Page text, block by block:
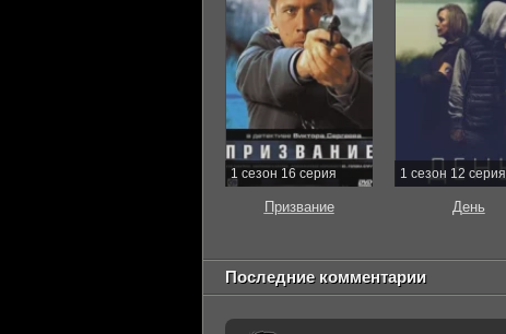
1 сезон 16 серия
Призвание
1 сезон 12 серия
День
Последние комментарии